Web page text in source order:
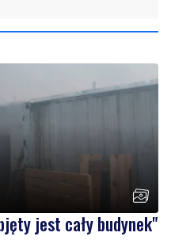
jest cały budynek"